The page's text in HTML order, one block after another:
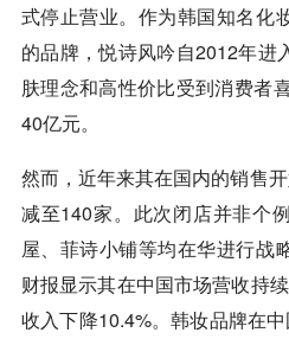
式停止营业。作为韩国知名化
的品牌，悦诗风吟自2012年进
肤理念和高性价比受到消费者
40亿元。
然而，近年来其在国内的销售
减至140家。此次闭店并非个
屋、菲诗小铺等均在华进行战
财报显示其在中国市场营收持
收入下降10.4%。韩妆品牌在中